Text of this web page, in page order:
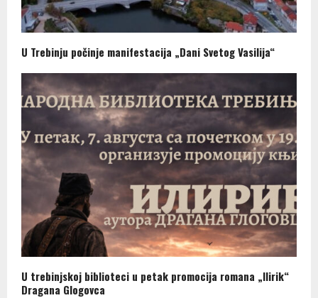
U Trebinju počinje manifestacija „Dani Svetog Vasilija“
U trebinjskoj biblioteci u petak promocija romana „Ilirik“
Dragana Glogovca